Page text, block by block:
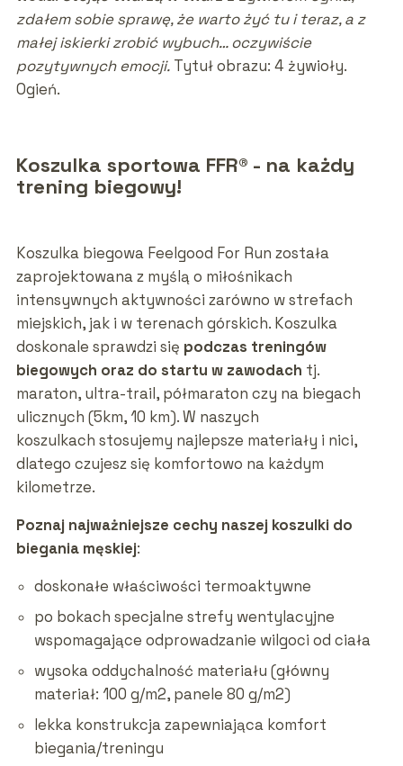
zdałem sobie sprawę, że warto żyć tu i teraz, a z
małej iskierki zrobić wybuch… oczywiście
pozytywnych emocji.Tytuł obrazu: 4 żywioły.
Ogień.
Koszulka sportowa FFR® - na każdy
trening biegowy!
Koszulka biegowa Feelgood For Run została
zaprojektowana z myślą o miłośnikach
intensywnych aktywności zarówno w strefach
miejskich, jak i w terenach górskich. Koszulka
doskonale sprawdzi się podczas treningów
biegowych oraz do startu w zawodach tj.
maraton, ultra-trail, półmaraton czy na biegach
ulicznych (5km, 10 km). W naszych
koszulkach stosujemy najlepsze materiały i nici,
dlatego czujesz się komfortowo na każdym
kilometrze.
Poznaj najważniejsze cechy naszej koszulki do
biegania męskiej:
doskonałe właściwości termoaktywne
po bokach specjalne strefy wentylacyjne
wspomagające odprowadzanie wilgoci od ciała
wysoka oddychalność materiału (główny
materiał: 100 g/m2, panele 80 g/m2)
lekka konstrukcja zapewniająca komfort
biegania/treningu